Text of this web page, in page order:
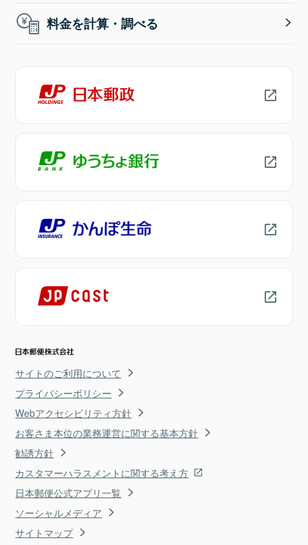
料金を計算・調べる
サイトのご利用について
プライバシーポリシー
Webアクセシビリティ方針
お客さま本位の業務運営に関する基本方針
勧誘方針
カスタマーハラスメントに関する考え方
日本郵便公式アプリ一覧
ソーシャルメディア
サイトマップ